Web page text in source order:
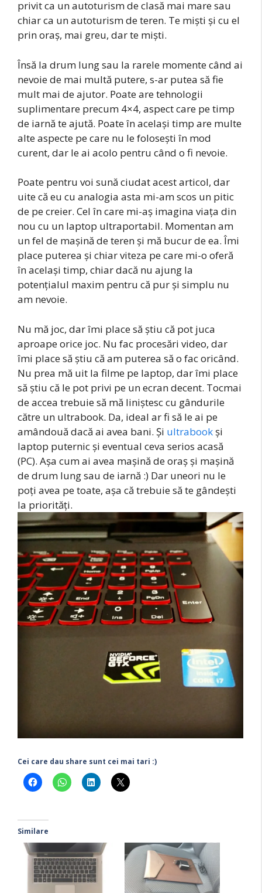
privit ca un autoturism de clasă mai mare sau
chiar ca un autoturism de teren. Te miști și cu el
prin oraș, mai greu, dar te miști.
Însă la drum lung sau la rarele momente când ai
nevoie de mai multă putere, s-ar putea să fie
mult mai de ajutor. Poate are tehnologii
suplimentare precum 4×4, aspect care pe timp
de iarnă te ajută. Poate în același timp are multe
alte aspecte pe care nu le folosești în mod
curent, dar le ai acolo pentru când o fi nevoie.
Poate pentru voi sună ciudat acest articol, dar
uite că eu cu analogia asta mi-am scos un pitic
de pe creier. Cel în care mi-aș imagina viața din
nou cu un laptop ultraportabil. Momentan am
un fel de mașină de teren și mă bucur de ea. Îmi
place puterea și chiar viteza pe care mi-o oferă
în același timp, chiar dacă nu ajung la
potențialul maxim pentru că pur și simplu nu
am nevoie.
Nu mă joc, dar îmi place să știu că pot juca
aproape orice joc. Nu fac procesări video, dar
îmi place să știu că am puterea să o fac oricând.
Nu prea mă uit la filme pe laptop, dar îmi place
să știu că le pot privi pe un ecran decent. Tocmai
de accea trebuie să mă liniștesc cu gândurile
către un ultrabook. Da, ideal ar fi să le ai pe
amândouă dacă ai avea bani. Și ultrabook și
laptop puternic și eventual ceva serios acasă
(PC). Așa cum ai avea mașină de oraș și mașină
de drum lung sau de iarnă :) Dar uneori nu le
poți avea pe toate, așa că trebuie să te gândești
la priorități.
Cei care dau share sunt cei mai tari :)
Similare